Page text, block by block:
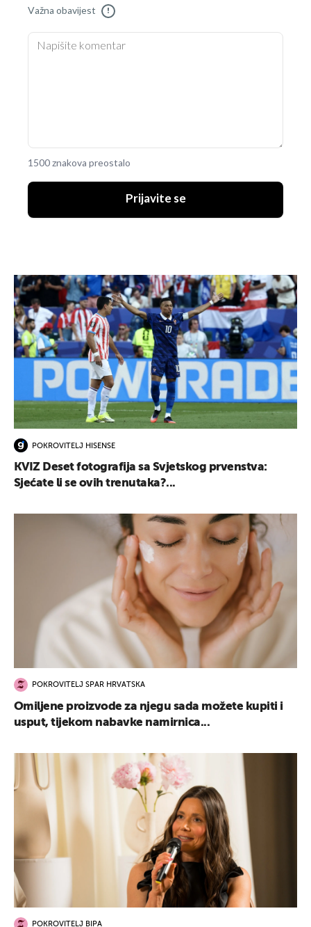
Važna obavijest !
1500 znakova preostalo
Prijavite se
POKROVITELJ HISENSE
KVIZ Deset fotografija sa Svjetskog prvenstva:
Sjećate li se ovih trenutaka?...
POKROVITELJ SPAR HRVATSKA
Omiljene proizvode za njegu sada možete kupiti i
usput, tijekom nabavke namirnica...
POKROVITELJ BIPA